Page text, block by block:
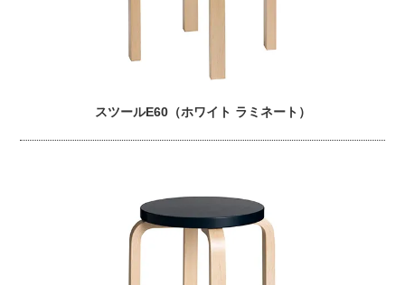
スツールE60（ホワイト ラミネート）